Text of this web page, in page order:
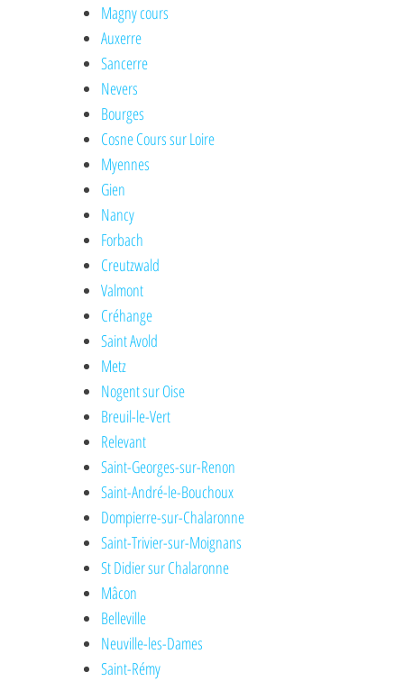
Magny cours
Auxerre
Sancerre
Nevers
Bourges
Cosne Cours sur Loire
Myennes
Gien
Nancy
Forbach
Creutzwald
Valmont
Créhange
Saint Avold
Metz
Nogent sur Oise
Breuil-le-Vert
Relevant
Saint-Georges-sur-Renon
Saint-André-le-Bouchoux
Dompierre-sur-Chalaronne
Saint-Trivier-sur-Moignans
St Didier sur Chalaronne
Mâcon
Belleville
Neuville-les-Dames
Saint-Rémy